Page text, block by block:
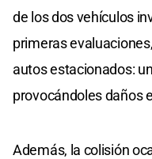
de los dos vehículos
primeras
autos estacionados:
provocándoles daños
Además, la colisión